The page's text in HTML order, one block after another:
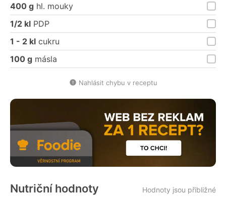
400 g hl. mouky
1/2 kl PDP
1 - 2 kl cukru
100 g másla
Nahlásit chybu v receptu
Nutriční hodnoty Hodnoty jsou přibližné